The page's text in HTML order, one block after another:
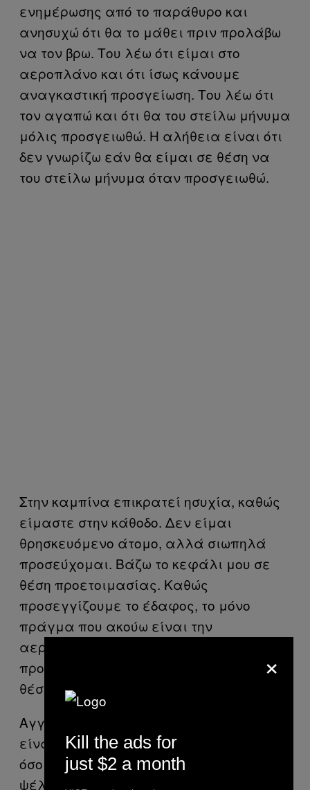
ενημέρωσης από το παράθυρο και
ανησυχώ ότι θα το μάθει πριν προλάβω
να τον βρω. Του λέω ότι είμαι στο
αεροπλάνο και ότι ίσως κάνουμε
αναγκαστική προσγείωση. Του λέω ότι
τον αγαπώ και ότι θα του στείλω μήνυμα
μόλις προσγειωθώ. Η αλήθεια είναι ότι
δεν γνωρίζω εάν θα είμαι σε θέση να
του στείλω μήνυμα όταν προσγειωθώ.
Στην καμπίνα επικρατεί ησυχία, καθώς
είμαστε στην κάθοδο. Δεν είμαι
θρησκευόμενο άτομο, αλλά σιωπηλά
προσεύχομαι. Βάζω το κεφάλι μου σε
θέση προετοιμασίας. Καθώς
προσεγγίζουμε το έδαφος, το μόνο
πράγμα που ακούω είναι την
αεροσυνοδό να ουρλιάζει «θέση
προετοιμασίας, θέση προετοιμασίας,
θέση προετοιμασίας».
Αγγίζουμε τον διάδρομο. Ο αντίκτυπος
είναι δυνατός αλλά όχι τόσο άγριος,
όσο είχα προβλέψει. Ενώ ανάσαινα και
ψέλλιζα «σε παρακαλώ σταμάτα, σε
×
Kill the ads for
just $2 a month